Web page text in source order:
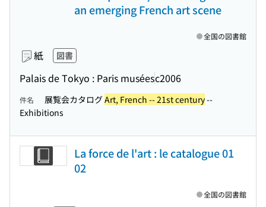
an emerging French art scene
紙 図書
Palais de Tokyo : Paris muséesc2006
全国の図書館
件名 展覧会カタログArt, French -- 21st century--
Exhibitions
La force de l'art : le catalogue 01
02
全国の図書館